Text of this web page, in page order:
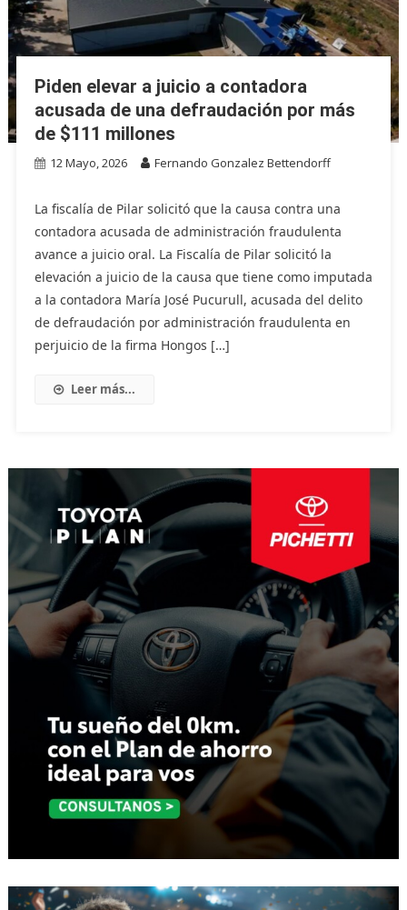
Piden elevar a juicio a contadora
acusada de una defraudación por más
de $111 millones
12 Mayo, 2026 Fernando Gonzalez Bettendorff
La fiscalía de Pilar solicitó que la causa contra una
contadora acusada de administración fraudulenta
avance a juicio oral. La Fiscalía de Pilar solicitó la
elevación a juicio de la causa que tiene como imputada
a la contadora María José Pucurull, acusada del delito
de defraudación por administración fraudulenta en
perjuicio de la firma Hongos […]
Leer más...